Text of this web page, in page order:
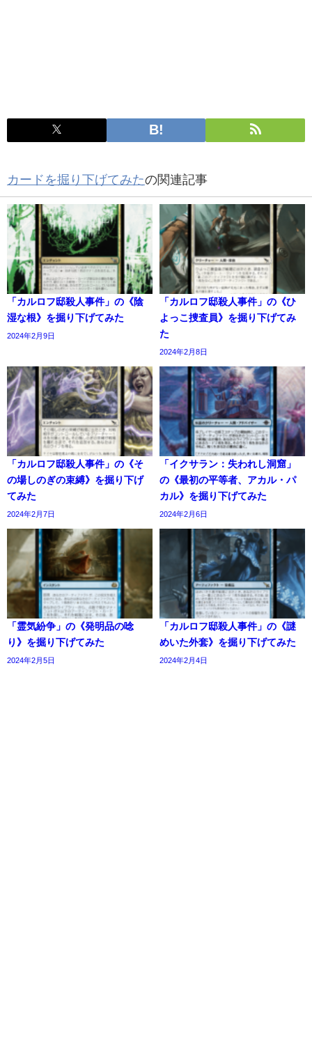
カードを掘り下げてみたの関連記事
「カルロフ邸殺人事件」の《陰
湿な根》を掘り下げてみた
2024年2月9日
「カルロフ邸殺人事件」の《ひ
よっこ捜査員》を掘り下げてみ
た
2024年2月8日
「カルロフ邸殺人事件」の《そ
の場しのぎの束縛》を掘り下げ
てみた
2024年2月7日
「イクサラン：失われし洞窟」
の《最初の平等者、アカル・パ
カル》を掘り下げてみた
2024年2月6日
「霊気紛争」の《発明品の唸
り》を掘り下げてみた
2024年2月5日
「カルロフ邸殺人事件」の《謎
めいた外套》を掘り下げてみた
2024年2月4日